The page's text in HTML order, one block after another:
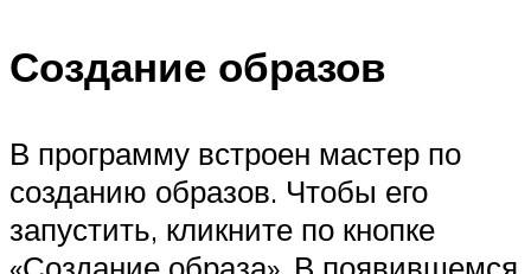
Создание образов
В программу встроен мастер по
созданию образов. Чтобы его
запустить, кликните по кнопке